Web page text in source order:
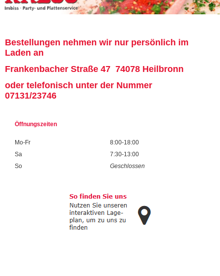
Bestellungen nehmen wir nur persönlich im
Laden an
Frankenbacher Straße 47 74078 Heilbronn
oder telefonisch unter der Nummer
07131/23746
Öffnungszeiten
Mo-Fr
8:00-18:00
Sa
7:30-13:00
So
Geschlossen